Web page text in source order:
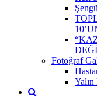
Fotoğraf